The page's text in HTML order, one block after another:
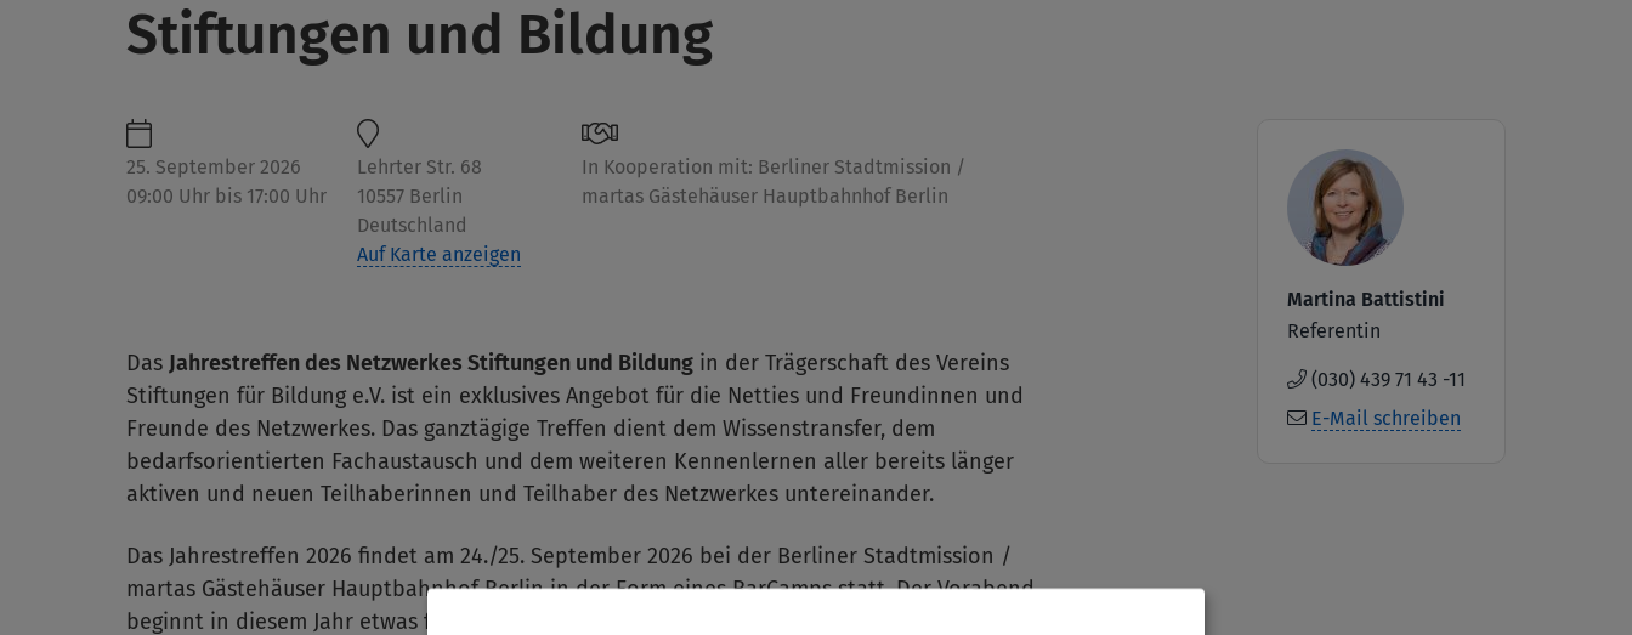
Stiftungen und Bildung
25. September 2026
09:00 Uhr bis 17:00 Uhr
Lehrter Str. 68
10557 Berlin
Deutschland
Auf Karte anzeigen
In Kooperation mit: Berliner Stadtmission /
martas Gästehäuser Hauptbahnhof Berlin
Das Jahrestreffen des Netzwerkes Stiftungen und Bildung in der Trägerschaft des Vereins
Stiftungen für Bildung e.V. ist ein exklusives Angebot für die Netties und Freundinnen und
Freunde des Netzwerkes. Das ganztägige Treffen dient dem Wissenstransfer, dem
bedarfsorientierten Fachaustausch und dem weiteren Kennenlernen aller bereits länger
aktiven und neuen Teilhaberinnen und Teilhaber des Netzwerkes untereinander.
Das Jahrestreffen 2026 findet am 24./25. September 2026 bei der Berliner Stadtmission /
martas Gästehäuser Hauptbahnhof Berlin in der Form eines BarCamps statt. Der Vorabend
beginnt in diesem Jahr etwas früher, um 19:00 Uhr, wieder im allseits beliebten Reinhard
Image
Martina Battistini
Referentin
(030) 439 71 43 -11
E-Mail schreiben